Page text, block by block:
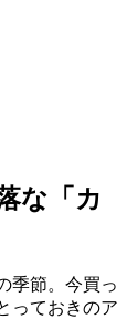
な「カ
季節。今買っ
っておきのア